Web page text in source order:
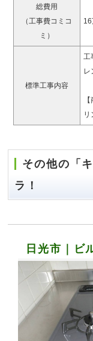
総費用
（工事費コミコ
ミ）
16
標準工事内容
工
レ
その他の「キッチン・リビング」事例はコチ
ラ！
日光市｜